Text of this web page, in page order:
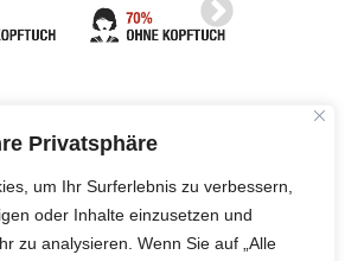
Privatsphäre
um Ihr Surferlebnis zu verbessern,
oder Inhalte einzusetzen und
zu analysieren. Wenn Sie auf „Alle